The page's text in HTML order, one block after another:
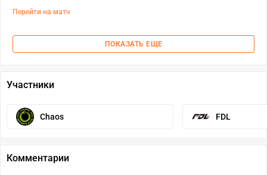
Перейти на матч
ПОКАЗАТЬ ЕЩЕ
Участники
Chaos FDL
Комментарии